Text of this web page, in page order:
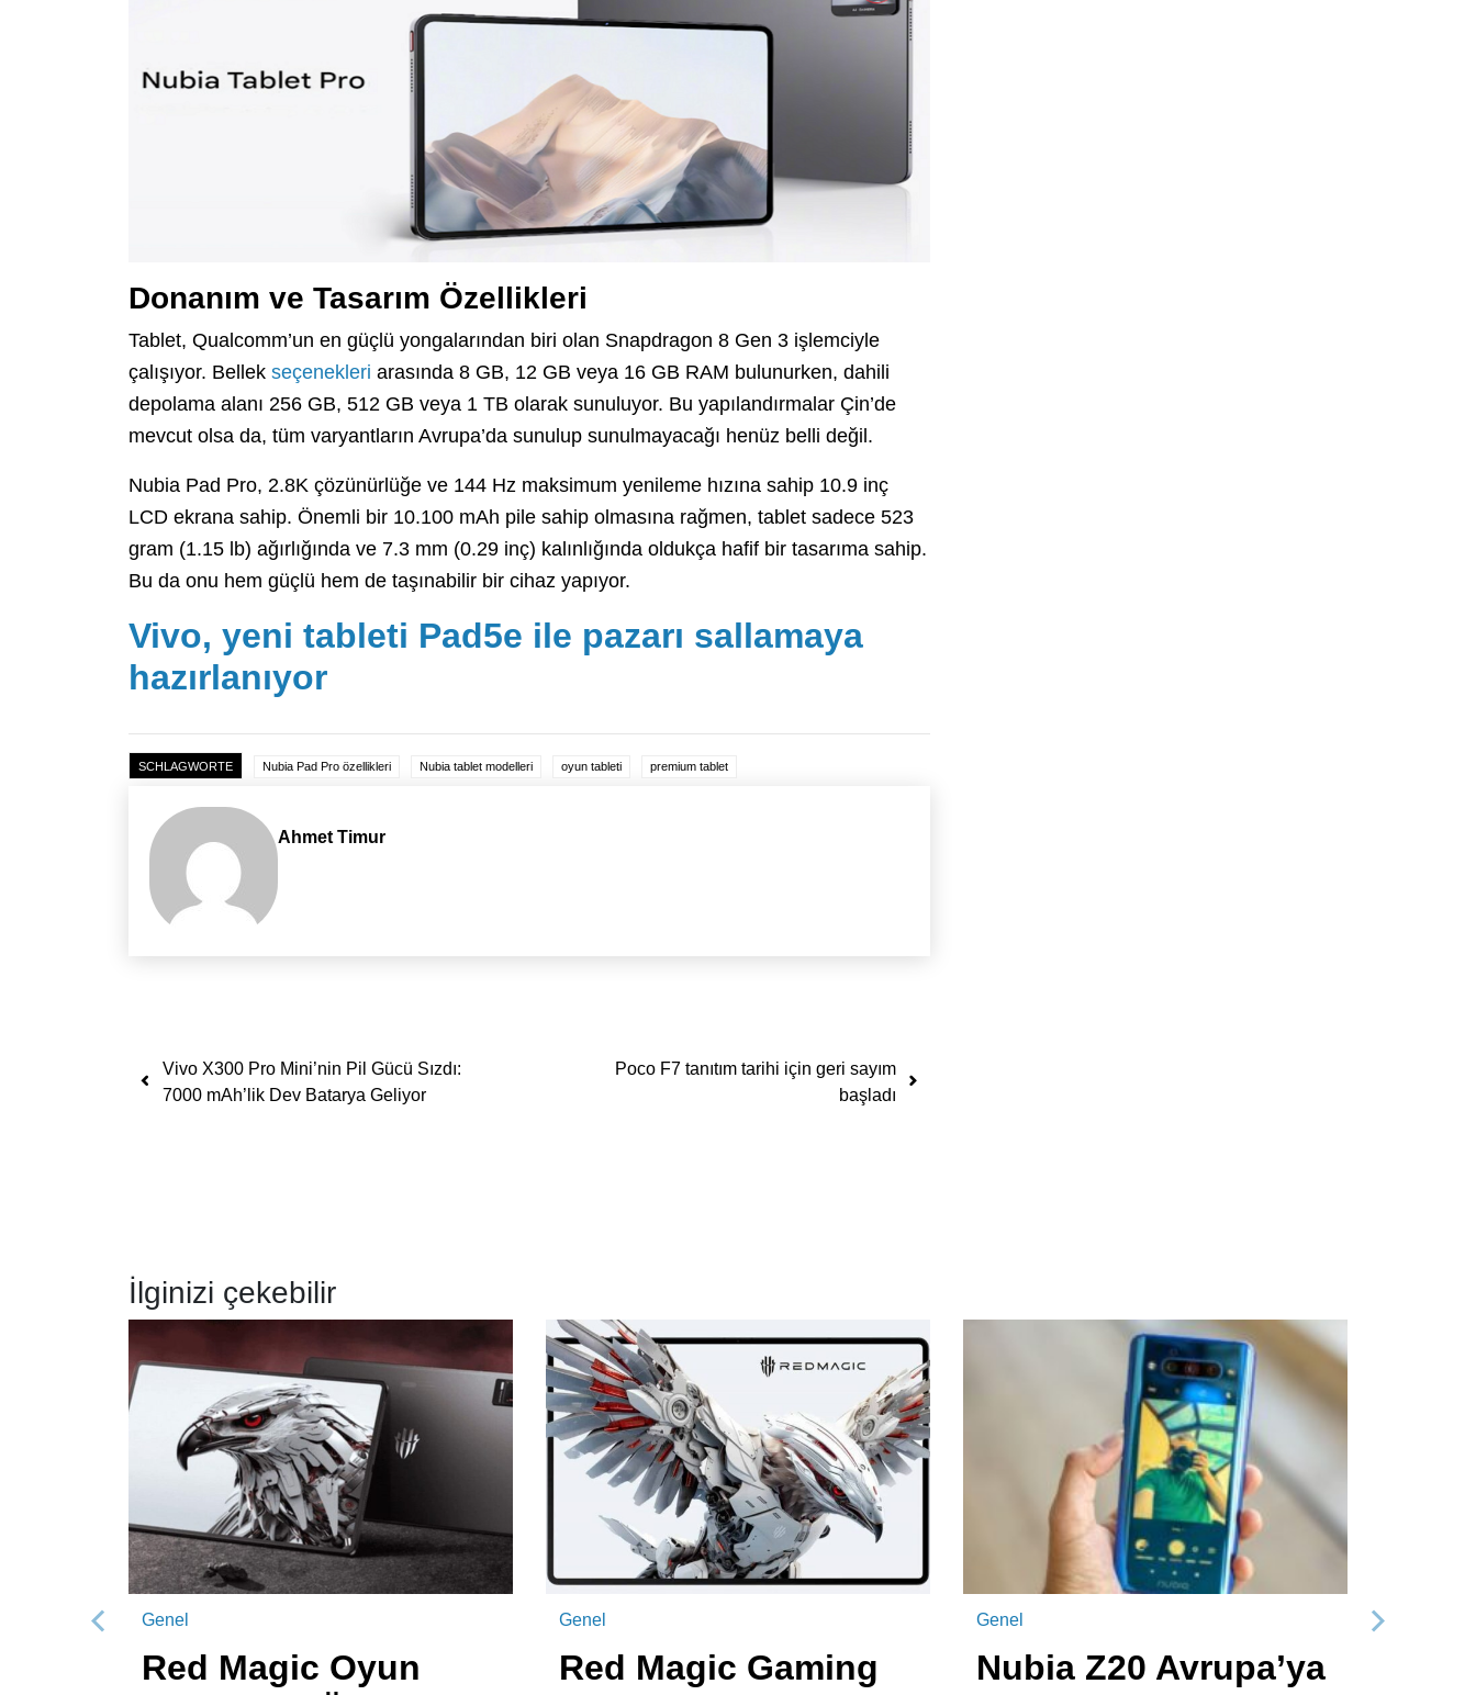
Donanım ve Tasarım Özellikleri
Tablet, Qualcomm’un en güçlü yongalarından biri olan Snapdragon 8 Gen 3 işlemciyle
çalışıyor. Bellek seçenekleri arasında 8 GB, 12 GB veya 16 GB RAM bulunurken, dahili
depolama alanı 256 GB, 512 GB veya 1 TB olarak sunuluyor. Bu yapılandırmalar Çin’de
mevcut olsa da, tüm varyantların Avrupa’da sunulup sunulmayacağı henüz belli değil.
Nubia Pad Pro, 2.8K çözünürlüğe ve 144 Hz maksimum yenileme hızına sahip 10.9 inç
LCD ekrana sahip. Önemli bir 10.100 mAh pile sahip olmasına rağmen, tablet sadece 523
gram (1.15 lb) ağırlığında ve 7.3 mm (0.29 inç) kalınlığında oldukça hafif bir tasarıma sahip.
Bu da onu hem güçlü hem de taşınabilir bir cihaz yapıyor.
Vivo, yeni tableti Pad5e ile pazarı sallamaya
hazırlanıyor
SCHLAGWORTE Nubia Pad Pro özellikleri Nubia tablet modelleri oyun tableti premium tablet
Ahmet Timur
Yazı dolaşımı
Vivo X300 Pro Mini’nin Pil Gücü Sızdı:
7000 mAh’lik Dev Batarya Geliyor
Poco F7 tanıtım tarihi için geri sayım
başladı
İlginizi çekebilir
Genel
Red Magic Oyun
Genel
Red Magic Gaming
Genel
Nubia Z20 Avrupa’ya
Önceki Sonraki